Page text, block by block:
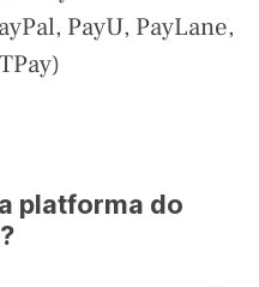
PayU, PayLane,
platforma do